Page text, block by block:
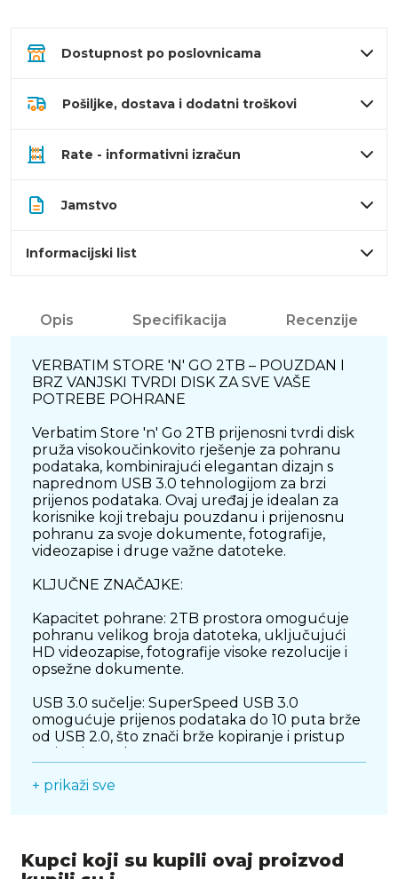
Dostupnost po poslovnicama
Pošiljke, dostava i dodatni troškovi
Rate - informativni izračun
Jamstvo
Informacijski list
Opis Specifikacija Recenzije
VERBATIM STORE 'N' GO 2TB – POUZDAN I
BRZ VANJSKI TVRDI DISK ZA SVE VAŠE
POTREBE POHRANE
Verbatim Store 'n' Go 2TB prijenosni tvrdi disk
pruža visokoučinkovito rješenje za pohranu
podataka, kombinirajući elegantan dizajn s
naprednom USB 3.0 tehnologijom za brzi
prijenos podataka. Ovaj uređaj je idealan za
korisnike koji trebaju pouzdanu i prijenosnu
pohranu za svoje dokumente, fotografije,
videozapise i druge važne datoteke.
KLJUČNE ZNAČAJKE:
Kapacitet pohrane: 2TB prostora omogućuje
pohranu velikog broja datoteka, uključujući
HD videozapise, fotografije visoke rezolucije i
opsežne dokumente.
USB 3.0 sučelje: SuperSpeed USB 3.0
omogućuje prijenos podataka do 10 puta brže
od USB 2.0, što znači brže kopiranje i pristup
Elegantan dizajn: Kompaktno i moderno
Plug and Play: Nema potrebe za dodatnim
napajanjem ili instalacijom softvera;
+ prikaži sve
Kupci koji su kupili ovaj proizvod